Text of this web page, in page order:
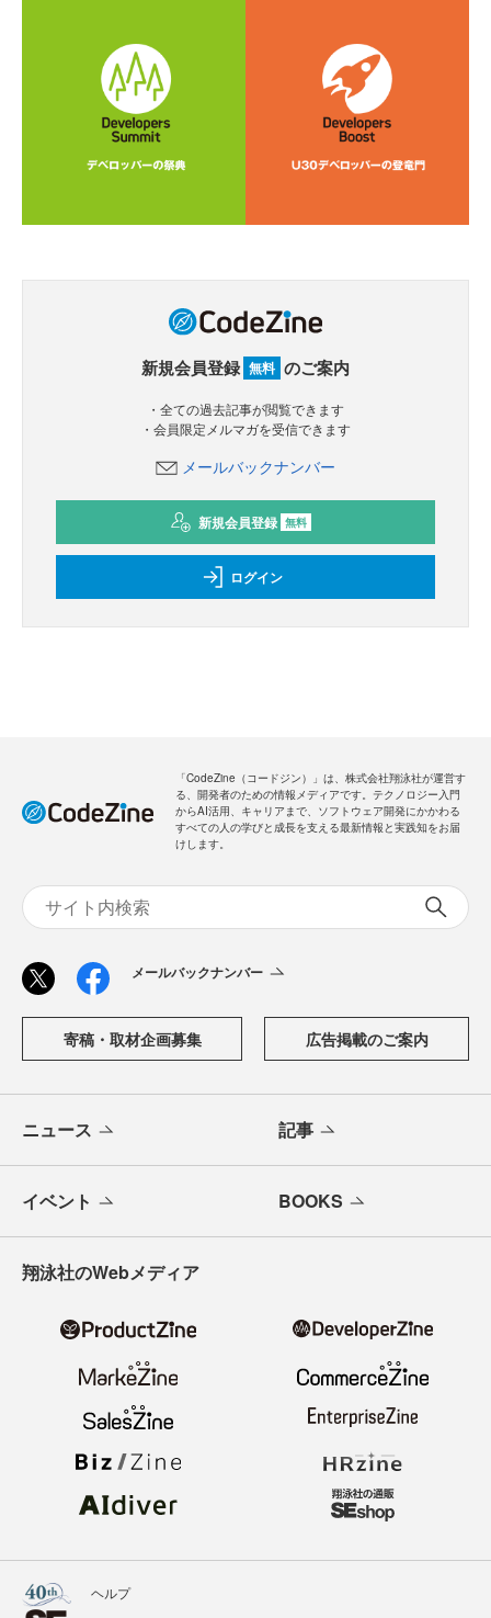
新規会員登録 無料 のご案内
・全ての過去記事が閲覧できます
・会員限定メルマガを受信できます
メールバックナンバー
新規会員登録 無料
ログイン
「CodeZine（コードジン）」は、株式会社翔泳社が運営す
る、開発者のための情報メディアです。テクノロジー入門
からAI活用、キャリアまで、ソフトウェア開発にかかわる
すべての人の学びと成長を支える最新情報と実践知をお届
けします。
メールバックナンバー
寄稿・取材企画募集 広告掲載のご案内
ニュース 記事
イベント BOOKS
翔泳社のWebメディア
ヘルプ